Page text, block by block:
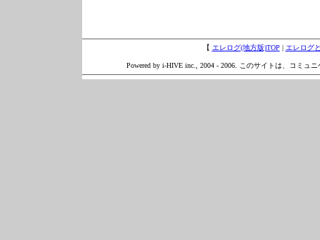
【 エレログ(地方版)TOP | エレログ
Powered by i-HIVE inc., 2004 - 2006. このサイトは、コミュ